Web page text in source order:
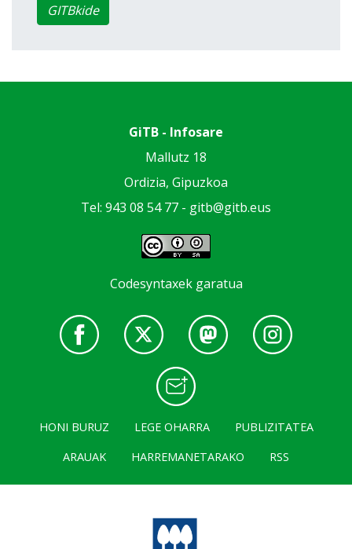
GITBkide
GiTB - Infosare
Mallutz 18
Ordizia, Gipuzkoa
Tel: 943 08 54 77 - gitb@gitb.eus
Codesyntaxek garatua
HONI BURUZ LEGE OHARRA
PUBLIZITATEA
ARAUAK
HARREMANETARAKO RSS